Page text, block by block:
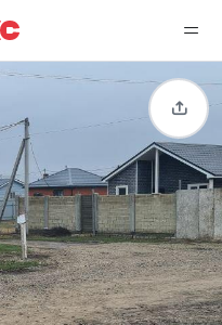
Сравнение
0 объявлений
Услуги